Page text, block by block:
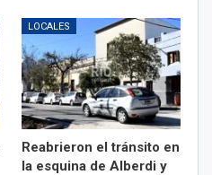
LOCALES
Reabrieron el tránsito en
la esquina de Alberdi y